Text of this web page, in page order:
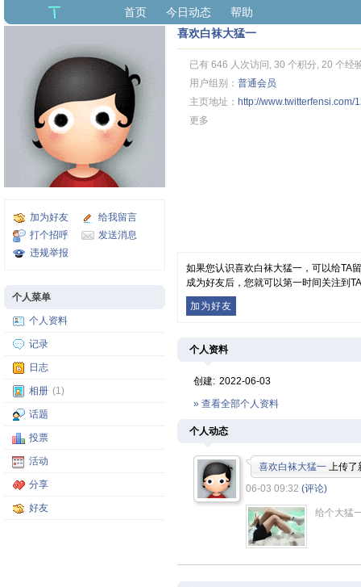
首页 今日动态 帮助
加为好友
给我留言
打个招呼
发送消息
违规举报
个人菜单
个人资料
记录
日志
相册 (1)
话题
投票
活动
分享
好友
喜欢白袜大猛一
已有 646 人次访问, 30 个积分, 20 个经
用户组别： 普通会员
主页地址： http://www.twitterfensi.com/
更多
如果您认识喜欢白袜大猛一，可以给TA
成为好友后，您就可以第一时间关注到
加为好友
个人资料
创建: 2022-06-03
» 查看全部个人资料
个人动态
喜欢白袜大猛一 上传了
06-03 09:32 (评论)
给个大猛